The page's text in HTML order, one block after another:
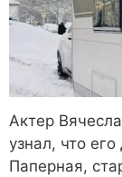
Актер
узнал, что
Паперная,